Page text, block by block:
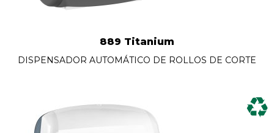
889 Titanium
DISPENSADOR AUTOMÁTICO DE ROLLOS DE CORTE